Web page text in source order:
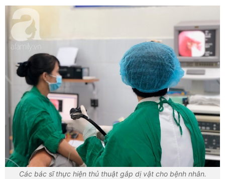
Các bác sĩ thực hiện thủ thuật gắp dị vật cho bệnh nhân.